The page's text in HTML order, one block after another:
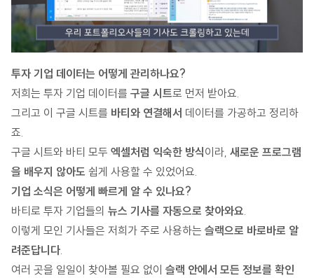
투자 기업 데이터는 어떻게 관리하나요?
저희는 투자 기업 데이터를 구글 시트로 먼저 받아요.
그리고 이 구글 시트를 바티와 연결해서 데이터를 가공하고 정리하
죠.
구글 시트와 바티 모두 엑셀처럼 익숙한 방식이라, 새로운 프로그램
을 배우지 않아도 쉽게 사용할 수 있었어요.
기업 소식은 어떻게 빠르게 알 수 있나요?
바티로 투자 기업들의 뉴스 기사를 자동으로 찾아와요.
이렇게 모인 기사들은 저희가 주로 사용하는 슬랙으로 바로바로 알
려준답니다.
여러 곳을 일일이 찾아볼 필요 없이 슬랙 안에서 모든 정보를 확인